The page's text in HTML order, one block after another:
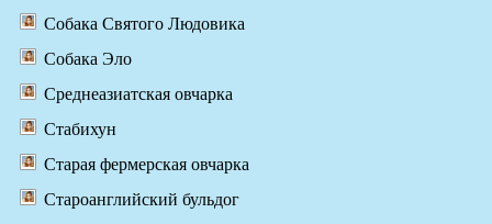
Собака Святого Людовика
Собака Эло
Среднеазиатская овчарка
Стабихун
Старая фермерская овчарка
Староанглийский бульдог